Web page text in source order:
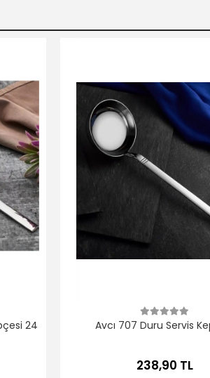
24
Avcı 707 Duru Servis
238,90 TL